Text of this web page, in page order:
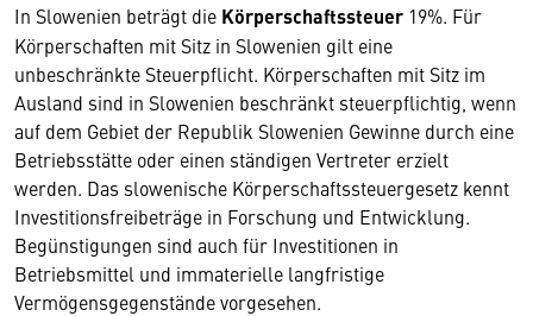
In Slowenien beträgt die Körperschaftssteuer 19%. Für
Körperschaften mit Sitz in Slowenien gilt eine
unbeschränkte Steuerpflicht. Körperschaften mit Sitz im
Ausland sind in Slowenien beschränkt steuerpflichtig, wenn
auf dem Gebiet der Republik Slowenien Gewinne durch eine
Betriebsstätte oder einen ständigen Vertreter erzielt
werden. Das slowenische Körperschaftssteuergesetz kennt
Investitionsfreibeträge in Forschung und Entwicklung.
Begünstigungen sind auch für Investitionen in
Betriebsmittel und immaterielle langfristige
Vermögensgegenstände vorgesehen.